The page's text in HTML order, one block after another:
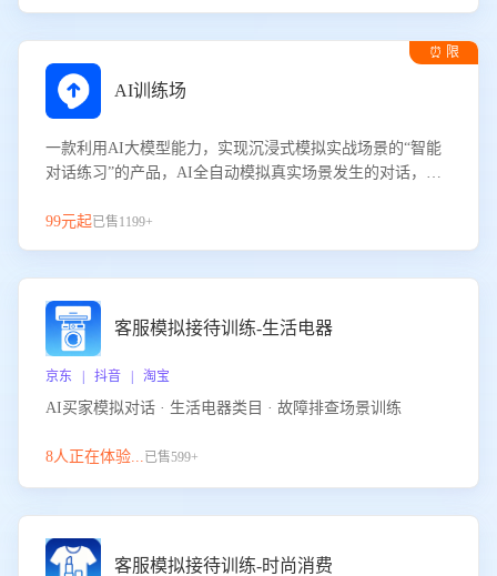
⏰ 限
AI训练场
一款利用AI大模型能力，实现沉浸式模拟实战场景的“智能
对话练习”的产品，AI全自动模拟真实场景发生的对话，企
服能力。
99元起已售1199+
客服模拟接待训练-生活电器
京东 | 抖音 | 淘宝
AI买家模拟对话 · 生活电器类目 · 故障排查场景训练
8人正在体验...已售599+
客服模拟接待训练-时尚消费